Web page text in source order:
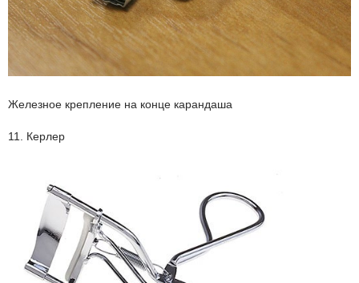
Железное крепление на конце карандаша
11. Керлер